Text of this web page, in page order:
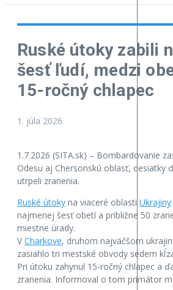
Ruské útoky zabili
šesť ľudí, medzi
15-ročný chlapec
1. júla 2026
1.7.2026 (SITA.sk) – Bombardovanie
Odesu aj Chersonskú oblasť, desiatky
utrpeli zranenia.
Ruské útoky na viaceré oblasti Ukrajiny
najmenej šesť obetí a približne 50
miestne úrady.
VCharkove, druhom najväčšom
zasiahlo tri mestské obvody sedem
Pri útoku zahynul 15-ročný chlapec a
zranenia. Informoval o tom primátor